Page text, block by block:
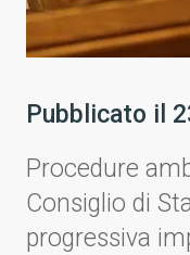
Pubblicato il
Procedure
Consiglio di
progressiva